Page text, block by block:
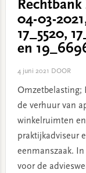
04-03-
17_5520,
en
4 juni 2021 DOOR
Omzetbelasting;
de verhuur van
winkelruimten
praktijkadviseur
eenmanszaak.
voor de